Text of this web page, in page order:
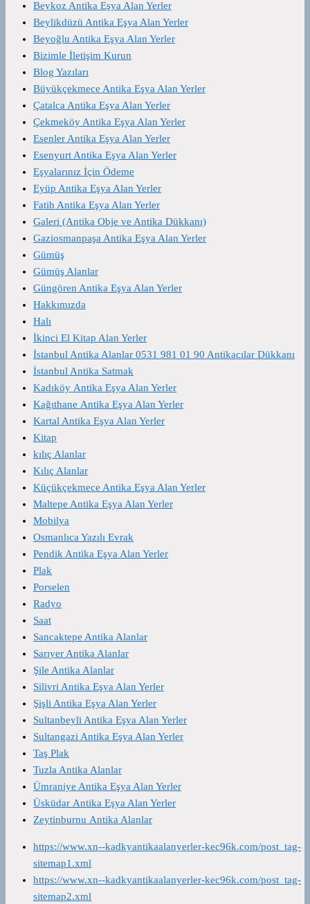
Beykoz Antika Eşya Alan Yerler
Beylikdüzü Antika Eşya Alan Yerler
Beyoğlu Antika Eşya Alan Yerler
Bizimle İletişim Kurun
Blog Yazıları
Büyükçekmece Antika Eşya Alan Yerler
Çatalca Antika Eşya Alan Yerler
Çekmeköy Antika Eşya Alan Yerler
Esenler Antika Eşya Alan Yerler
Esenyurt Antika Eşya Alan Yerler
Eşyalarınız İçin Ödeme
Eyüp Antika Eşya Alan Yerler
Fatih Antika Eşya Alan Yerler
Galeri (Antika Obje ve Antika Dükkanı)
Gaziosmanpaşa Antika Eşya Alan Yerler
Gümüş
Gümüş Alanlar
Güngören Antika Eşya Alan Yerler
Hakkımızda
Halı
İkinci El Kitap Alan Yerler
İstanbul Antika Alanlar 0531 981 01 90 Antikacılar Dükkanı
İstanbul Antika Satmak
Kadıköy Antika Eşya Alan Yerler
Kağıthane Antika Eşya Alan Yerler
Kartal Antika Eşya Alan Yerler
Kitap
kılıç Alanlar
Kılıç Alanlar
Küçükçekmece Antika Eşya Alan Yerler
Maltepe Antika Eşya Alan Yerler
Mobilya
Osmanlıca Yazılı Evrak
Pendik Antika Eşya Alan Yerler
Plak
Porselen
Radyo
Saat
Sancaktepe Antika Alanlar
Sarıyer Antika Alanlar
Şile Antika Alanlar
Silivri Antika Eşya Alan Yerler
Şişli Antika Eşya Alan Yerler
Sultanbeyli Antika Eşya Alan Yerler
Sultangazi Antika Eşya Alan Yerler
Taş Plak
Tuzla Antika Alanlar
Ümraniye Antika Eşya Alan Yerler
Üsküdar Antika Eşya Alan Yerler
Zeytinburnu Antika Alanlar
https://www.xn--kadkyantikaalanyerler-kec96k.com/post_tag-
sitemap1.xml
https://www.xn--kadkyantikaalanyerler-kec96k.com/post_tag-
sitemap2.xml